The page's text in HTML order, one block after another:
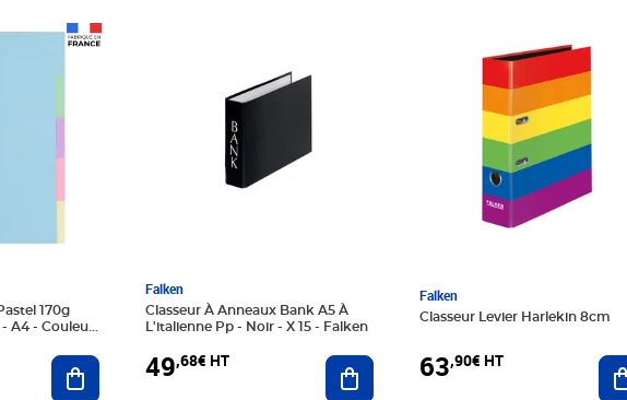
170g
A4 - Couleurs
Ajouter au panier
Falken
Classeur À Anneaux Bank A5 À
L'italienne Pp - Noir - X 15 - Falken
49,68€ HT Ajouter au panier
Falken
Classeur Levier Harlekin 8cm
63,90€ HT